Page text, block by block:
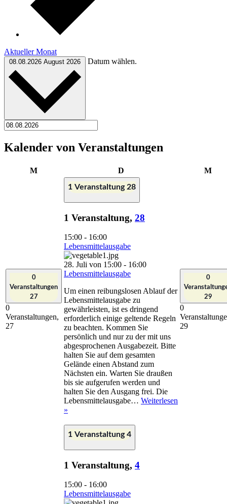
Aktueller Monat
08.08.2026 August 2026 Datum wählen.
Kalender von Veranstaltungen
MMontag DDienstag M
0
Veranstaltungen
27
0
Veranstaltungen,
27
1 Veranstaltung28
1 Veranstaltung, 28
15:00 - 16:00
Lebensmittelausgabe
28. Juli von 15:00 - 16:00
Lebensmittelausgabe
Um einen reibungslosen Ablauf der
Lebensmittelausgabe zu
gewährleisten, ist es dringend
erforderlich einige geltende Regeln
zu beachten. Kommen Sie
persönlich und nur zu der mit uns
abgesprochenen Ausgabezeit. Bitte
halten Sie auf dem gesamten
Gelände einen Abstand zum
Nächsten ein. Warten Sie draußen
bis sie aufgerufen werden und
halten Sie den Ausgang frei. Die
Lebensmittelausgabe… Weiterlesen
»
0
29
0
29
1 Veranstaltung4
1 Veranstaltung, 4
15:00 - 16:00
Lebensmittelausgabe